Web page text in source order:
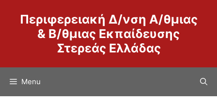
περιεχόμενο
Περιφερειακή Δ/νση Α/θμιας
& Β/θμιας Εκπαίδευσης
Στερεάς Ελλάδας
Menu